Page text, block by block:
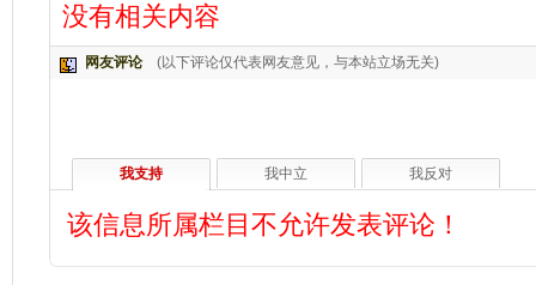
没有相关内容
网友评论 (以下评论仅代表网友意见，与本站立场无关)
我支持 我中立 我反对
该信息所属栏目不允许发表评论！